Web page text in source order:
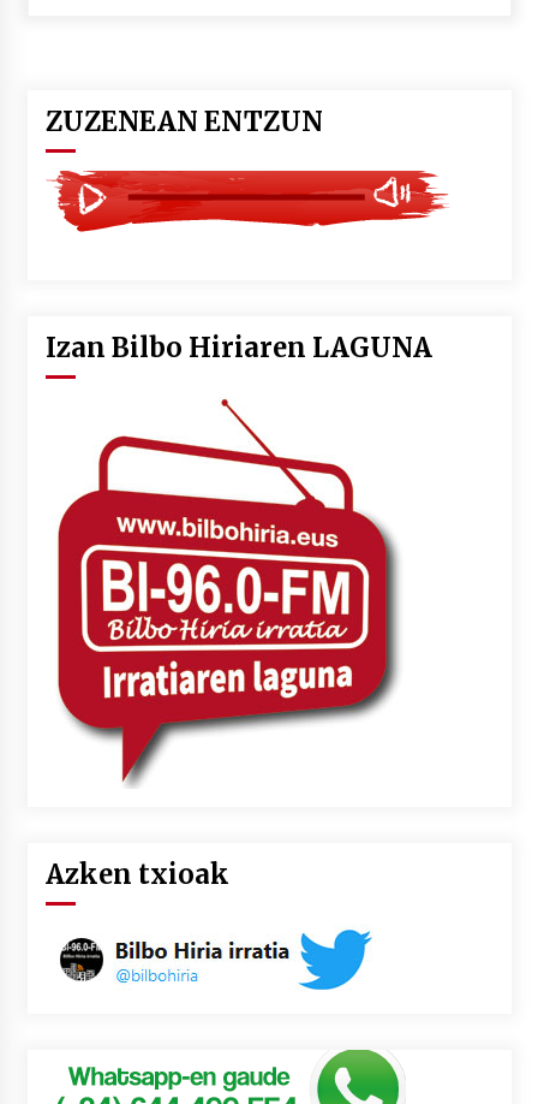
Larunbatean Plentziako Itsas Martxa ospatuko
da
2026/07/07
2026/07/07
Uribitarte40 aretoan
2026/07/03
SOINUGELA: Paul McCartney eta Ringo Starr-en
lan berriak
2026/07/03
MUSIBLA #297: Bide, Boards Of Canada, Somak,
Tiga, Twisted Teens, Underscores, Habia
2026/07/02
ZUZENEAN ENTZUN
Izan Bilbo Hiriaren LAGUNA
Azken txioak